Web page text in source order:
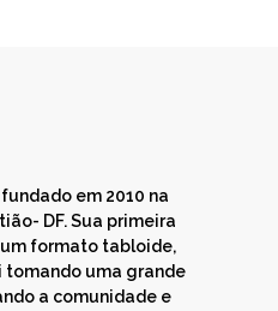
em 2010 na
DF. Sua primeira
formato tabloide,
uma grande
a comunidade e